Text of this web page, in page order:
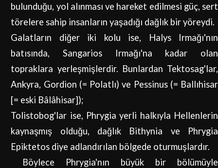
bulunduğu, yol alınması ve hareket edilmesi güç, sert
törelere sahip insanların yaşadığı dağlık bir yöreydi.
Galatların diğer iki kolu ise, Halys Irmağı'nın
batısında, Sangarios Irmağı'na kadar olan
topraklara yerleşmişlerdir. Bunlardan Tektosag'lar,
Ankyra, Gordion (= Polatlı) ve Pessinus (= Ballıhisar
[= eski Bâlâhisar]);
Tolistobog'lar ise, Phrygia yerli halkıyla Hellenlerin
kaynaşmış olduğu, dağlık Bithynia ve Phrygia
Epiktetos diye adlandırılan bölgede oturmuşlardır.
Böylece Phrygia'nın büyük bir bölümüyle